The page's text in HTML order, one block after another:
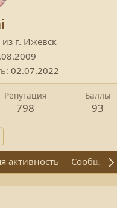
из г. Ижевск
02.07.2022
Репутация
798
Баллы
93
активность